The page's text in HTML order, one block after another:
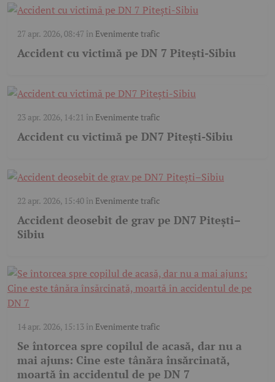
27 apr. 2026, 08:47în Evenimente trafic
Accident cu victimă pe DN 7 Pitești-Sibiu
23 apr. 2026, 14:21 în Evenimente trafic
Accident cu victimă pe DN7 Pitești-Sibiu
22 apr. 2026, 15:40în Evenimente trafic
Accident deosebit de grav pe DN7 Pitești–
Sibiu
14 apr. 2026, 15:13în Evenimente trafic
Se întorcea spre copilul de acasă, dar nu a
mai ajuns: Cine este tânăra însărcinată,
moartă în accidentul de pe DN 7